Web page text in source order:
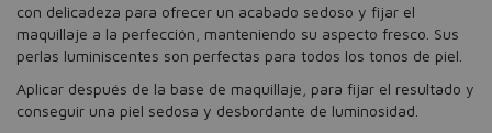
con delicadeza para ofrecer un acabado sedoso y fijar el
maquillaje a la perfección, manteniendo su aspecto fresco. Sus
perlas luminiscentes son perfectas para todos los tonos de piel.
Aplicar después de la base de maquillaje, para fijar el resultado y
conseguir una piel sedosa y desbordante de luminosidad.